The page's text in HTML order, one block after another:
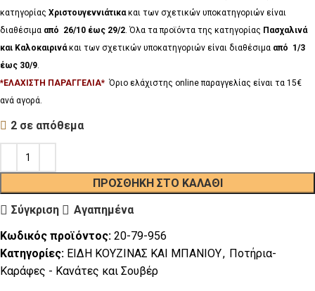
κατηγορίας Χριστουγεννιάτικακαι των σχετικών υποκατηγοριών είναι
διαθέσιμα από 26/10 έως 29/2 . Όλα τα προϊόντα της κατηγορίας Πασχαλινά
και Καλοκαιρινάκαι των σχετικών υποκατηγοριών είναι διαθέσιμα από 1/3
έως 30/9
*ΕΛΑΧΙΣΤΗ ΠΑΡΑΓΓΕΛΙΑ* Όριο ελάχιστης online παραγγελίας είναι τα 15€
ανά αγορά.
2 σε απόθεμα
ΠΡΟΣΘΉΚΗ ΣΤΟ ΚΑΛΆΘΙ
Σύγκριση
Αγαπημένα
Κωδικός προϊόντος: 20-79-956
Κατηγορίες: ΕΙΔΗ ΚΟΥΖΙΝΑΣ ΚΑΙ ΜΠΑΝΙΟΥ, Ποτήρια-
Καράφες - Κανάτες και Σουβέρ